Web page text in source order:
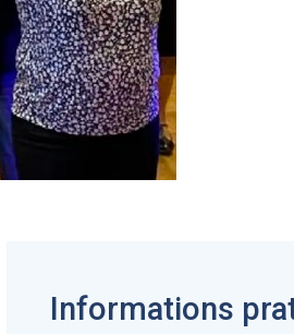
Informations